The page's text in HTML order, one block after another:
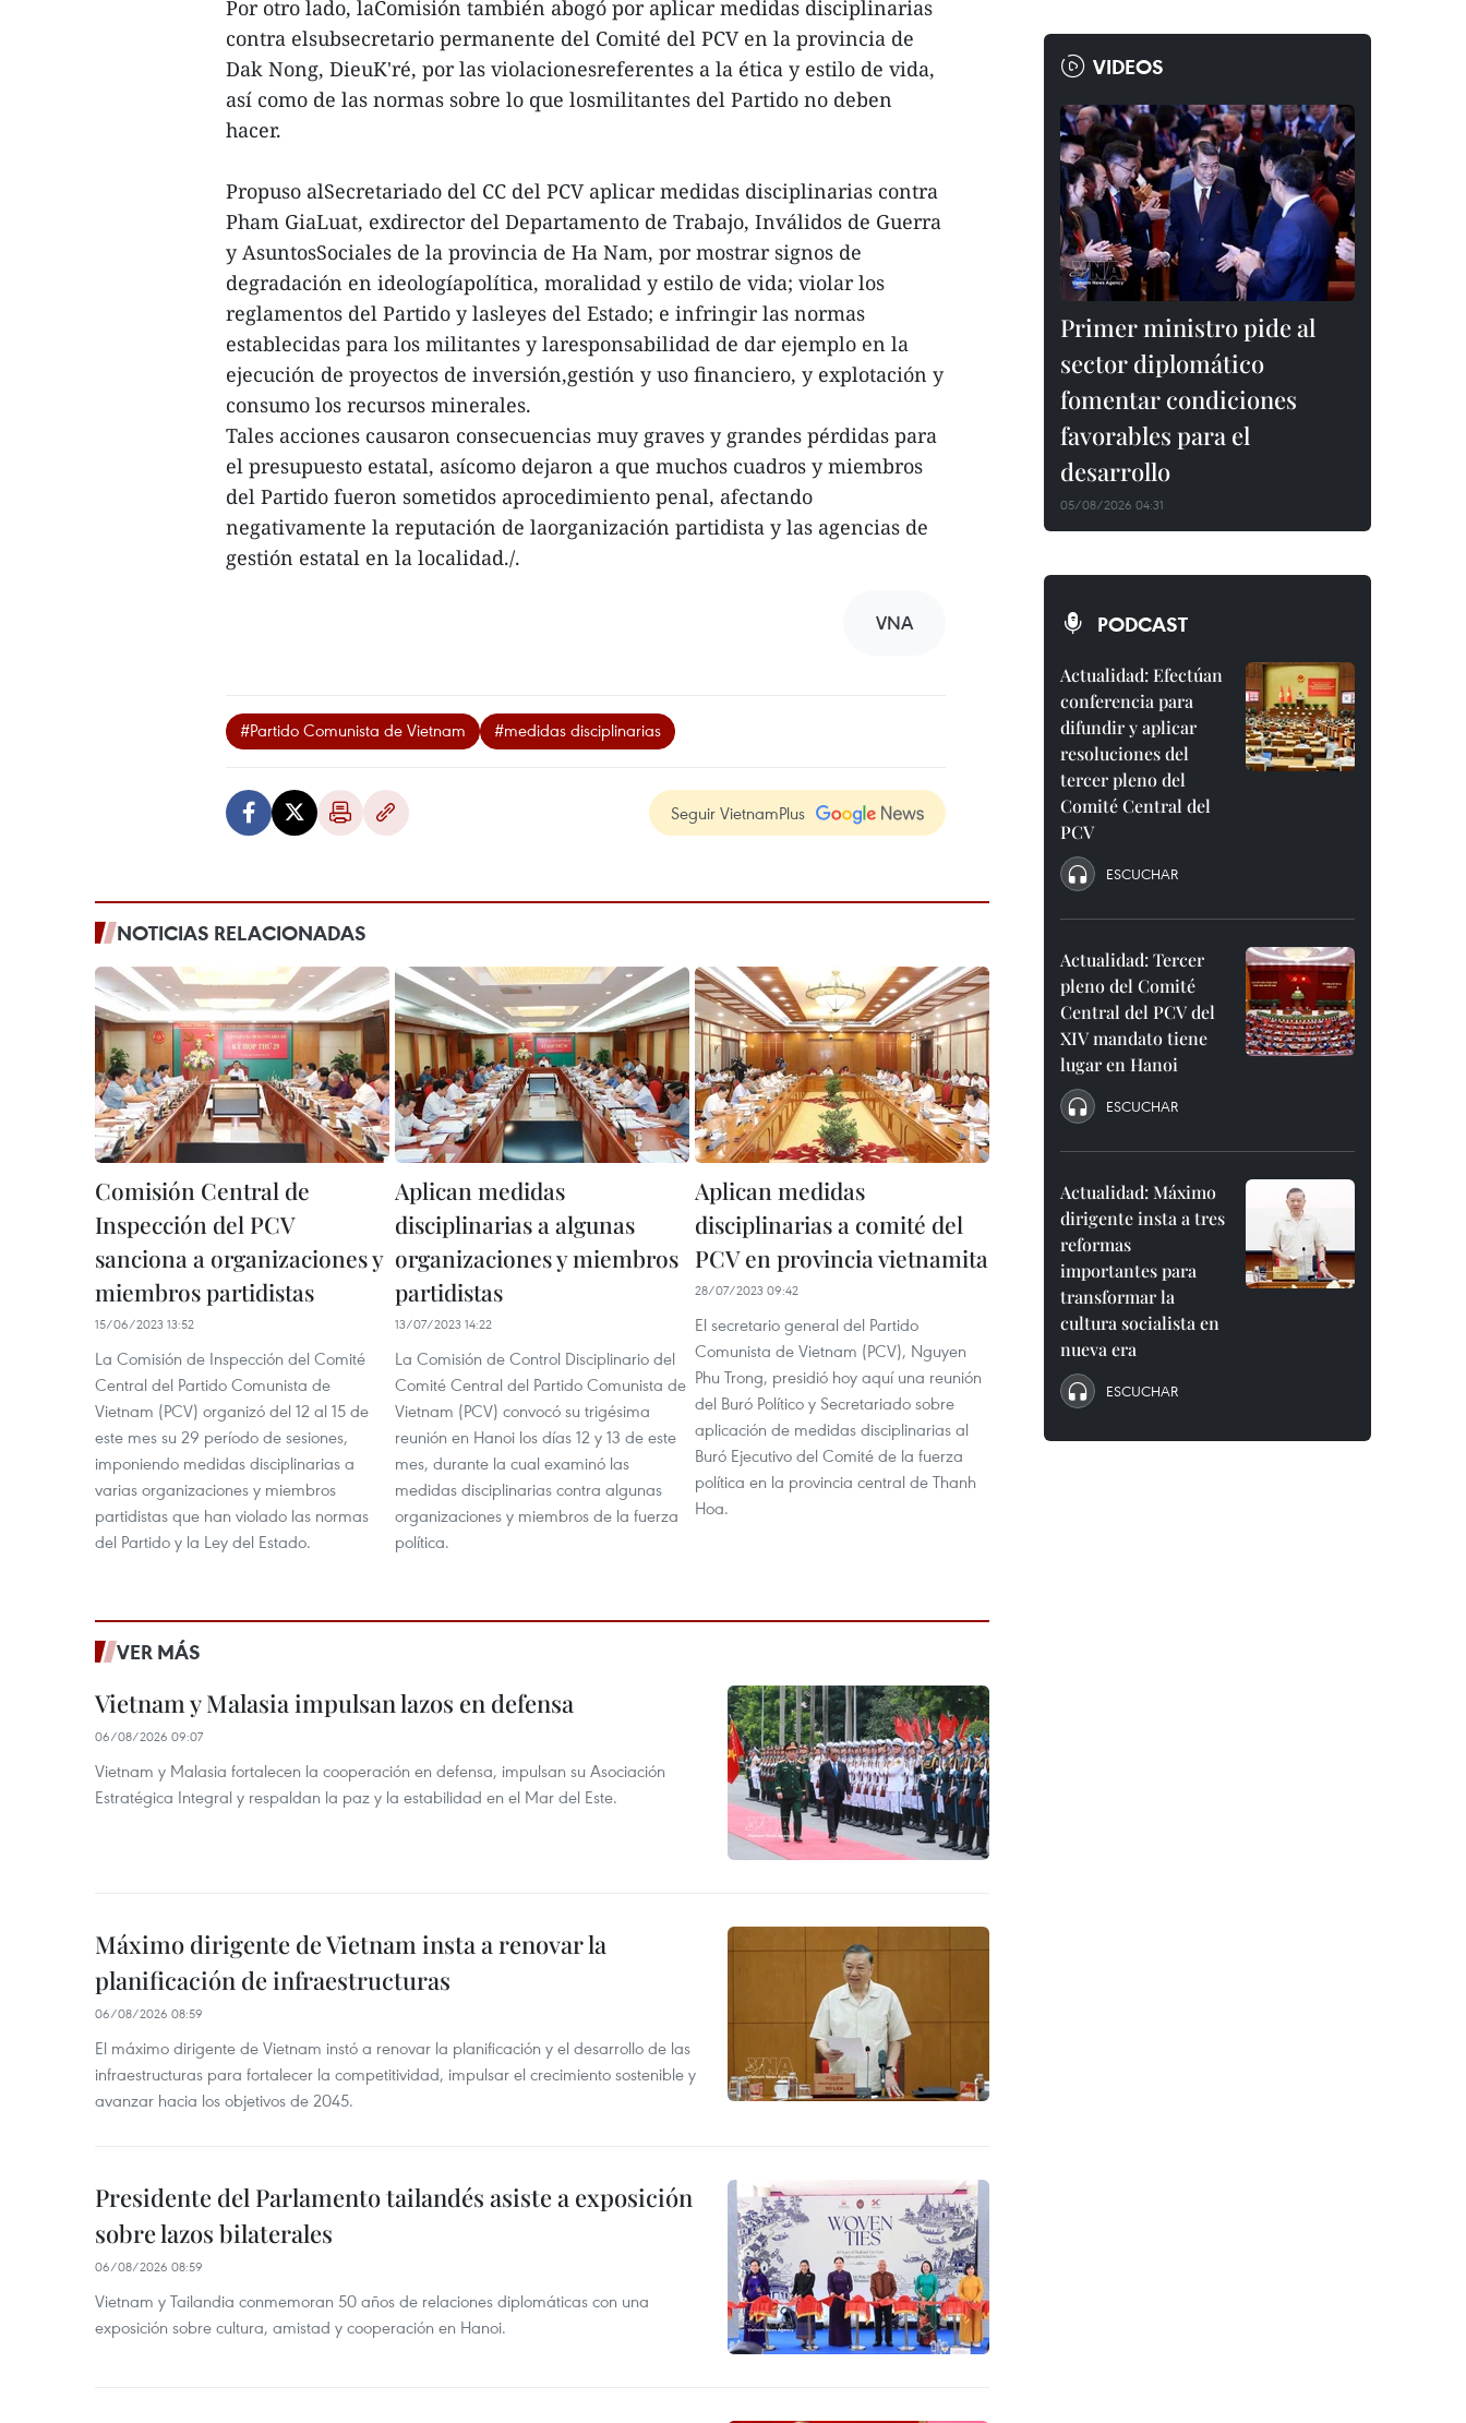
Por otro lado, laComisión también abogó por aplicar medidas disciplinarias
contra elsubsecretario permanente del Comité del PCV en la provincia de
Dak Nong, DieuK'ré, por las violacionesreferentes a la ética y estilo de vida,
así como de las normas sobre lo que losmilitantes del Partido no deben
hacer.
Propuso alSecretariado del CC del PCV aplicar medidas disciplinarias contra
Pham GiaLuat, exdirector del Departamento de Trabajo, Inválidos de Guerra
y AsuntosSociales de la provincia de Ha Nam, por mostrar signos de
degradación en ideologíapolítica, moralidad y estilo de vida; violar los
reglamentos del Partido y lasleyes del Estado; e infringir las normas
establecidas para los militantes y laresponsabilidad de dar ejemplo en la
ejecución de proyectos de inversión,gestión y uso financiero, y explotación y
consumo los recursos minerales.
Tales acciones causaron consecuencias muy graves y grandes pérdidas para
el presupuesto estatal, asícomo dejaron a que muchos cuadros y miembros
del Partido fueron sometidos aprocedimiento penal, afectando
negativamente la reputación de laorganización partidista y las agencias de
gestión estatal en la localidad./.
VNA
#Partido Comunista de Vietnam #medidas disciplinarias
Seguir VietnamPlus
NOTICIAS RELACIONADAS
Comisión Central de
Inspección del PCV
sanciona a organizaciones y
miembros partidistas
15/06/2023 13:52
La Comisión de Inspección del Comité
Central del Partido Comunista de
Vietnam (PCV) organizó del 12 al 15 de
este mes su 29 período de sesiones,
imponiendo medidas disciplinarias a
varias organizaciones y miembros
partidistas que han violado las normas
del Partido y la Ley del Estado.
Aplican medidas
disciplinarias a algunas
organizaciones y miembros
partidistas
13/07/2023 14:22
La Comisión de Control Disciplinario del
Comité Central del Partido Comunista de
Vietnam (PCV) convocó su trigésima
reunión en Hanoi los días 12 y 13 de este
mes, durante la cual examinó las
medidas disciplinarias contra algunas
organizaciones y miembros de la fuerza
política.
Aplican medidas
disciplinarias a comité del
PCV en provincia vietnamita
28/07/2023 09:42
El secretario general del Partido
Comunista de Vietnam (PCV), Nguyen
Phu Trong, presidió hoy aquí una reunión
del Buró Político y Secretariado sobre
aplicación de medidas disciplinarias al
Buró Ejecutivo del Comité de la fuerza
política en la provincia central de Thanh
Hoa.
VER MÁS
Vietnam y Malasia impulsan lazos en defensa
06/08/2026 09:07
Vietnam y Malasia fortalecen la cooperación en defensa, impulsan su Asociación
Estratégica Integral y respaldan la paz y la estabilidad en el Mar del Este.
Máximo dirigente de Vietnam insta a renovar la
planificación de infraestructuras
06/08/2026 08:59
El máximo dirigente de Vietnam instó a renovar la planificación y el desarrollo de las
infraestructuras para fortalecer la competitividad, impulsar el crecimiento sostenible y
avanzar hacia los objetivos de 2045.
Presidente del Parlamento tailandés asiste a exposición
sobre lazos bilaterales
06/08/2026 08:59
Vietnam y Tailandia conmemoran 50 años de relaciones diplomáticas con una
exposición sobre cultura, amistad y cooperación en Hanoi.
VIDEOS
Primer ministro pide al
sector diplomático
fomentar condiciones
favorables para el
desarrollo
05/08/2026 04:31
PODCAST
Actualidad: Efectúan
conferencia para
difundir y aplicar
resoluciones del
tercer pleno del
Comité Central del
PCV
ESCUCHAR
Actualidad: Tercer
pleno del Comité
Central del PCV del
XIV mandato tiene
lugar en Hanoi
ESCUCHAR
Actualidad: Máximo
dirigente insta a tres
reformas
importantes para
transformar la
cultura socialista en
nueva era
ESCUCHAR